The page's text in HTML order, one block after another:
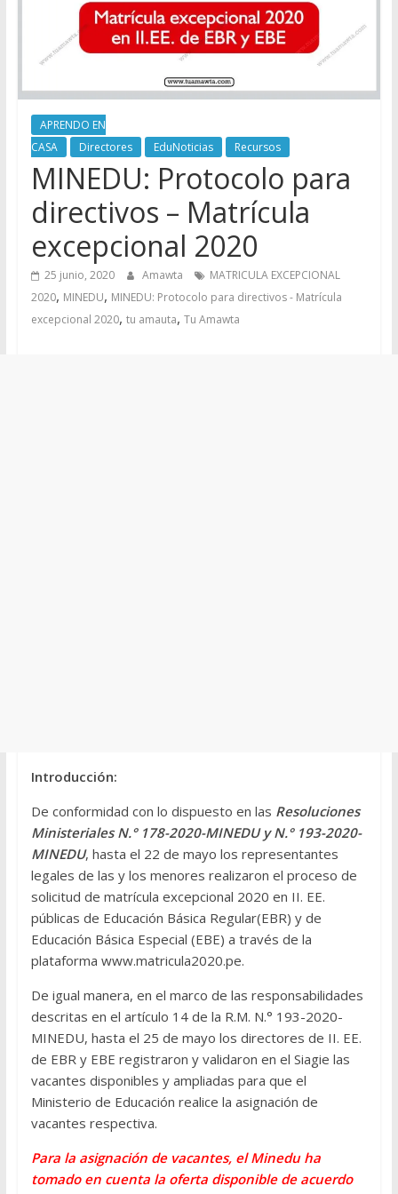
APRENDO EN
CASA
Directores EduNoticias Recursos
MINEDU: Protocolo para
directivos – Matrícula
excepcional 2020
25 junio, 2020 Amawta
MATRICULA EXCEPCIONAL
2020, MINEDU, MINEDU: Protocolo para directivos - Matrícula
excepcional 2020, tu amauta, Tu Amawta
Introducción:
De conformidad con lo dispuesto en las Resoluciones
Ministeriales N.° 178-2020-MINEDU y N.° 193-2020-
MINEDU, hasta el 22 de mayo los representantes
legales de las y los menores realizaron el proceso de
solicitud de matrícula excepcional 2020 en II. EE.
públicas de Educación Básica Regular(EBR) y de
Educación Básica Especial (EBE) a través de la
plataforma www.matricula2020.pe.
De igual manera, en el marco de las responsabilidades
descritas en el artículo 14 de la R.M. N.° 193-2020-
MINEDU, hasta el 25 de mayo los directores de II. EE.
de EBR y EBE registraron y validaron en el Siagie las
vacantes disponibles y ampliadas para que el
Ministerio de Educación realice la asignación de
vacantes respectiva.
Para la asignación de vacantes, el Minedu ha
tomado en cuenta la oferta disponible de acuerdo